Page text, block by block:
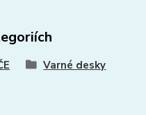
Varné desky